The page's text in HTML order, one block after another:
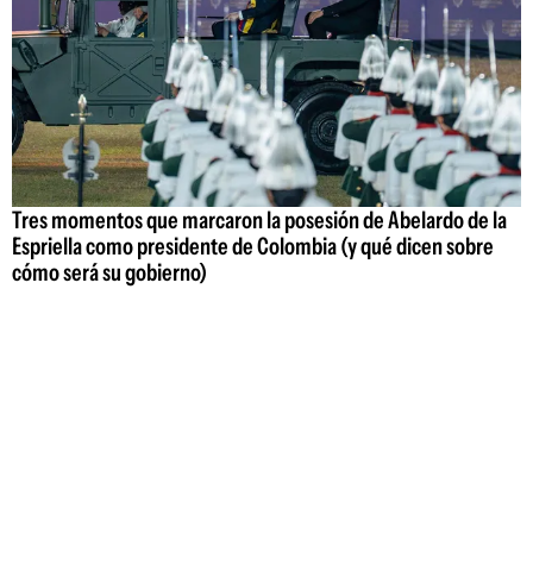
Tres momentos que marcaron la posesión de Abelardo de la
Espriella como presidente de Colombia (y qué dicen sobre
cómo será su gobierno)